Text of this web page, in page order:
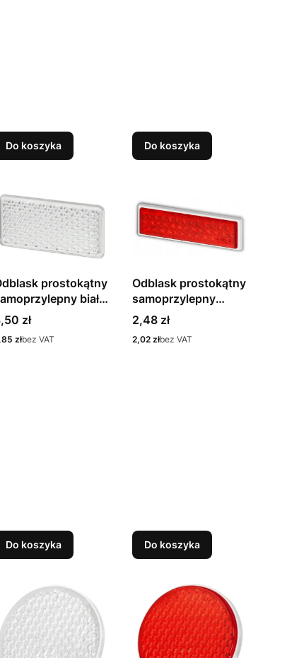
Do koszyka Do koszyka
prostokątny
biały
mm
zł
złbez VAT
Do koszyka
Odblask prostokątny
samoprzylepny
czerwony 21X72mm
Cena
2,48 zł
Cena
2,02 złbez VAT
Do koszyka